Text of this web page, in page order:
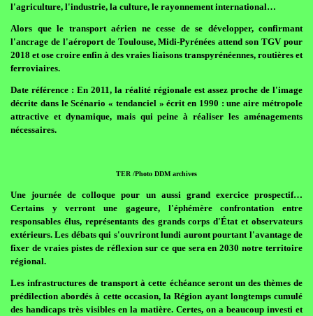
l'agriculture, l'industrie, la culture, le rayonnement international…
Alors que le transport aérien ne cesse de se développer, confirmant
l'ancrage de l'aéroport de Toulouse, Midi-Pyrénées attend son TGV pour
2018 et ose croire enfin à des vraies liaisons transpyrénéennes, routières et
ferroviaires.
Date référence : En 2011, la réalité régionale est assez proche de l'image
décrite dans le Scénario « tendanciel » écrit en 1990 : une aire métropole
attractive et dynamique, mais qui peine à réaliser les aménagements
nécessaires.
TER /Photo DDM archives
Une journée de colloque pour un aussi grand exercice prospectif…
Certains y verront une gageure, l'éphémère confrontation entre
responsables élus, représentants des grands corps d'État et observateurs
extérieurs. Les débats qui s'ouvriront lundi auront pourtant l'avantage de
fixer de vraies pistes de réflexion sur ce que sera en 2030 notre territoire
régional.
Les infrastructures de transport à cette échéance seront un des thèmes de
prédilection abordés à cette occasion, la Région ayant longtemps cumulé
des handicaps très visibles en la matière. Certes, on a beaucoup investi et